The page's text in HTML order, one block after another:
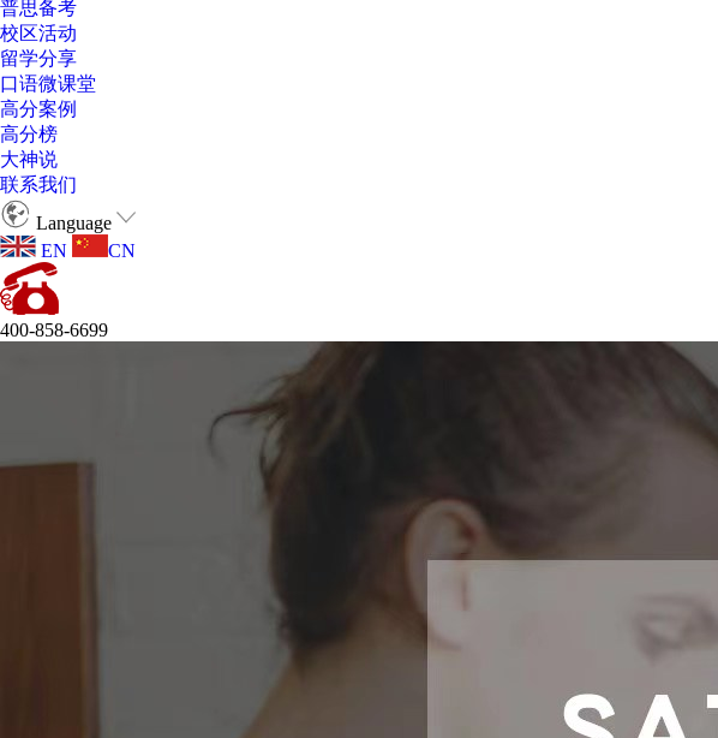
普思备考
校区活动
留学分享
口语微课堂
高分案例
高分榜
大神说
联系我们
Language
EN
CN
400-858-6699